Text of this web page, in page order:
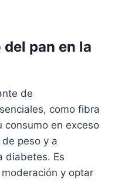
pan en la
de
como fibra
consumo en exceso
peso y a
diabetes. Es
y optar